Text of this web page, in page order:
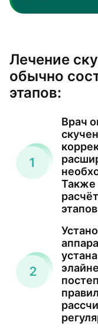
Лечение
обычно
этапов:
Врач
Также